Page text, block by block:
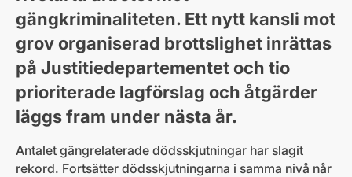
gängkriminaliteten. Ett nytt kansli mot
grov organiserad brottslighet inrättas
på Justitiedepartementet och tio
prioriterade lagförslag och åtgärder
läggs fram under nästa år.
Antalet gängrelaterade dödsskjutningar har slagit
rekord. Fortsätter dödsskjutningarna i samma nivå når